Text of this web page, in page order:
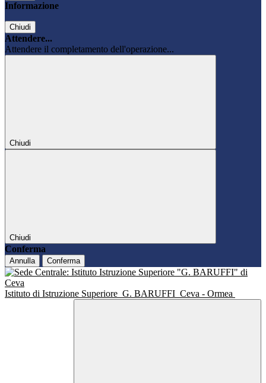
Informazione
Chiudi
Attendere...
Attendere il completamento dell'operazione...
Chiudi
Chiudi
Conferma
Annulla Conferma
Istituto di Istruzione Superiore G. BARUFFI Ceva - Ormea